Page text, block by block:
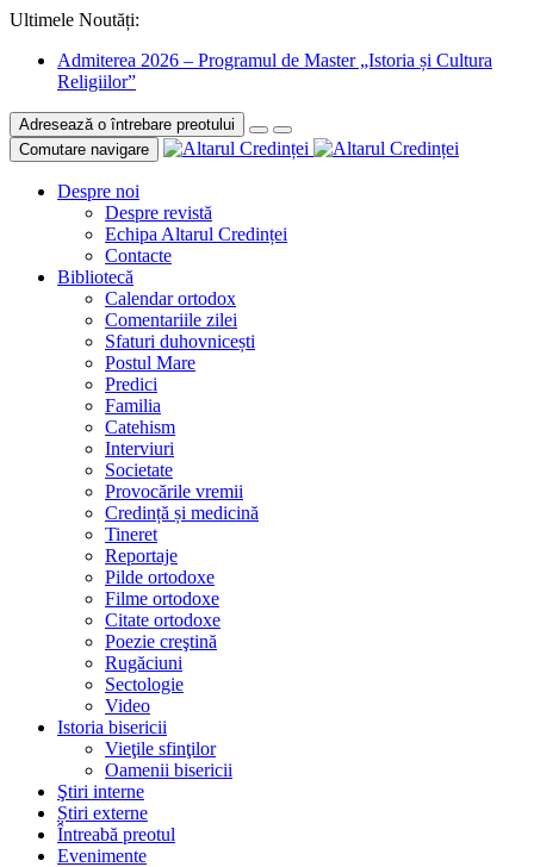
Ultimele Noutăți:
Admiterea 2026 – Programul de Master „Istoria și Cultura
Religiilor”
Adresează o întrebare preotului
Comutare navigare
Despre noi
Despre revistă
Echipa Altarul Credinței
Contacte
Bibliotecă
Calendar ortodox
Comentariile zilei
Sfaturi duhovnicești
Postul Mare
Predici
Familia
Catehism
Interviuri
Societate
Provocările vremii
Credință și medicină
Tineret
Reportaje
Pilde ortodoxe
Filme ortodoxe
Citate ortodoxe
Poezie creştină
Rugăciuni
Sectologie
Video
Istoria bisericii
Vieţile sfinţilor
Oamenii bisericii
Ştiri interne
Știri externe
Întreabă preotul
Evenimente